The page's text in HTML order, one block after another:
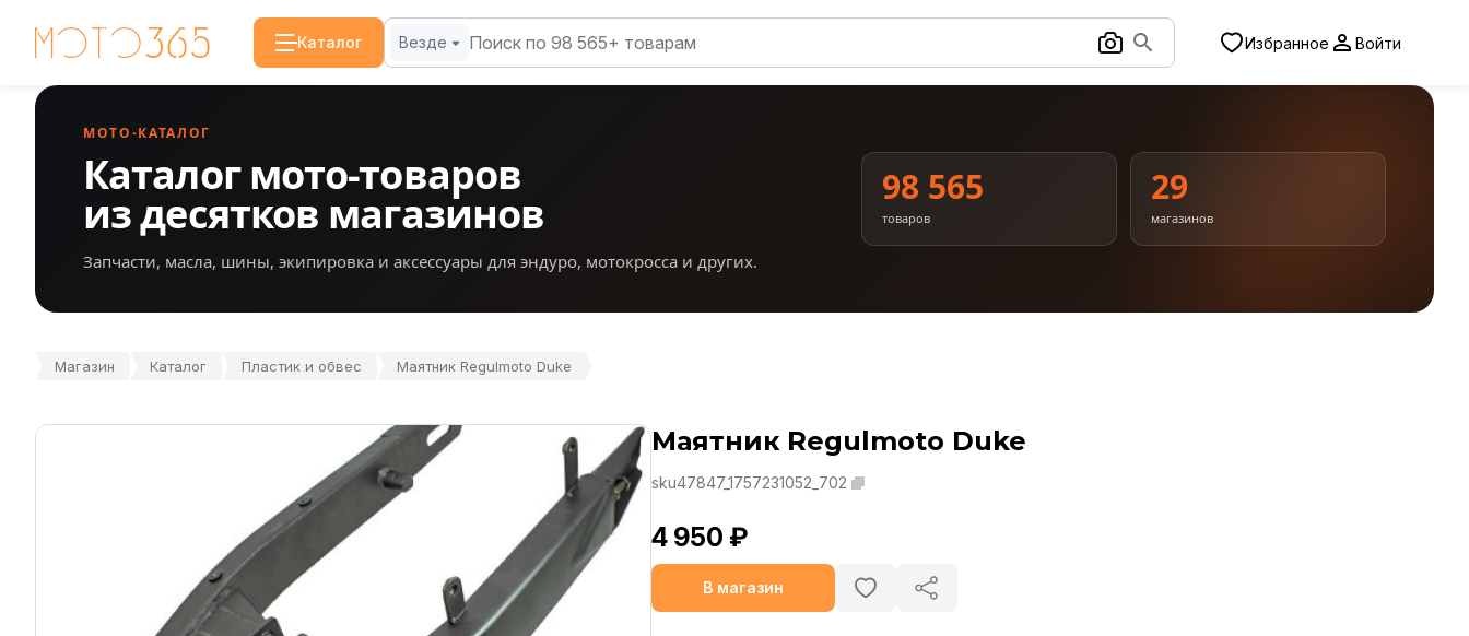
Каталог Везде Избранное Войти
МОТО-КАТАЛОГ
Каталог мото-товаров
из десятков магазинов
Запчасти, масла, шины, экипировка и аксессуары для эндуро, мотокросса и других.
98 565
товаров
29
магазинов
Магазин Каталог Пластик и обвес Маятник Regulmoto Duke
Маятник Regulmoto Duke
sku47847_1757231052_702
4 950 ₽
В магазин